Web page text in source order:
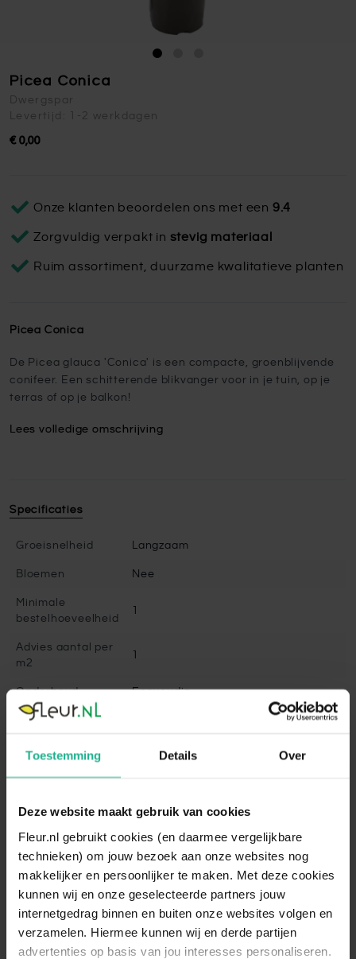
Toestemming Details Over
Deze website maakt gebruik van cookies
Fleur.nl gebruikt cookies (en daarmee vergelijkbare
technieken) om jouw bezoek aan onze websites nog
makkelijker en persoonlijker te maken. Met deze cookies
kunnen wij en onze geselecteerde partners jouw
internetgedrag binnen en buiten onze websites volgen en
verzamelen. Hiermee kunnen wij en derde partijen
advertenties op basis van jou interesses personaliseren.
Picea Conica
Dwergspar
Levertijd: 1-2 werkdagen
€ 0,00
Onze klanten beoordelen ons met een 9.4
Zorgvuldig verpakt in stevig materiaal
Ruim assortiment, duurzame kwalitatieve planten
Picea Conica
De Picea glauca 'Conica' is een compacte, groenblijvende
conifeer. Een schitterende blikvanger voor in je tuin, op je
terras of op je balkon!
Lees volledige omschrijving
Specificaties
Groeisnelheid Langzaam
Bloemen Nee
Minimale
bestelhoeveelheid
Advies aantal per
m2
Onderhoud Eenvoudig
Snoeien
Volgroeide hoogte 200 cm
Winterhard
Bladbehoudend
Bladkleur Groen
Vruchtdragend Nee
Standplaats Halfschaduw, Zonnig
Standplaats
omschrijving
De Spar staat graag op een
standplaats in de zon of
halfschaduw. Een plek volledig in de